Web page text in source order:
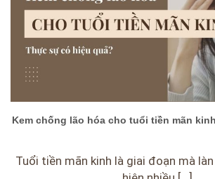
Kem chống lão hóa cho tuổi tiền mãn
Tuổi tiền mãn kinh là giai đoạn mà